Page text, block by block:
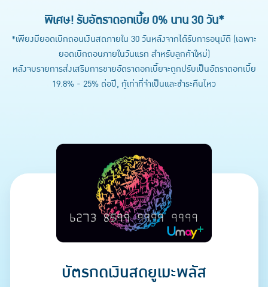
พิเศษ! รับอัตราดอกเบี้ย 0% นาน 30 วัน*
*เพียงมียอดเบิกถอนเงินสดภายใน 30 วันหลังจากได้รับการอนุมัติ (เฉพาะ
ยอดเบิกถอนภายในวันแรก สำหรับลูกค้าใหม่)
หลังจบรายการส่งเสริมการขายอัตราดอกเบี้ยจะถูกปรับเป็นอัตราดอกเบี้ย
19.8% - 25% ต่อปี, กู้เท่าที่จำเป็นและชำระคืนไหว
บัตรกดเงินสดยูเมะพลัส